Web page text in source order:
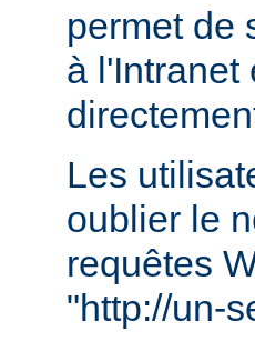
permet de
à l'Intranet
Les
oublier le
requêtes
"http://un-